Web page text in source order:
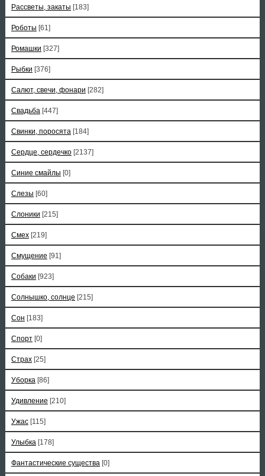
Рассветы, закаты [183]
Роботы [61]
Ромашки [327]
Рыбки [376]
Салют, свечи, фонари [282]
Свадьба [447]
Свинки, поросята [184]
Сердце, сердечко [2137]
Синие смайлы [0]
Слезы [60]
Слоники [215]
Смех [219]
Смущение [91]
Собаки [923]
Солнышко, солнце [215]
Сон [183]
Спорт [0]
Страх [25]
Уборка [86]
Удивление [210]
Ужас [115]
Улыбка [178]
Фантастические существа [0]